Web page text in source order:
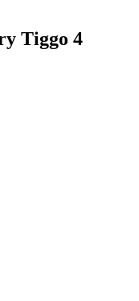
Tiggo 4